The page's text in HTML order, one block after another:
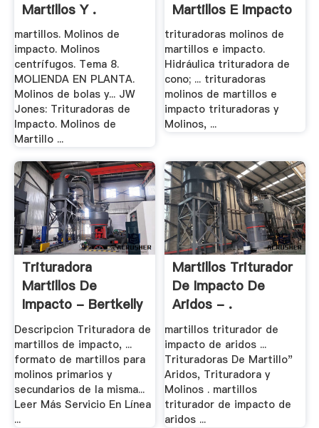
Martillos Y .
martillos. Molinos de
impacto. Molinos
centrífugos. Tema 8.
MOLIENDA EN PLANTA.
Molinos de bolas y... JW
Jones: Trituradoras de
Impacto. Molinos de
Martillo ...
Martillos E Impacto
- .
trituradoras molinos de
martillos e impacto.
Hidráulica trituradora de
cono; ... trituradoras
molinos de martillos e
impacto trituradoras y
Molinos, ...
Trituradora
Martillos De
Impacto - Bertkelly
Descripcion Trituradora de
martillos de impacto, ...
formato de martillos para
molinos primarios y
secundarios de la misma...
Leer Más Servicio En Línea
...
Martillos Triturador
De Impacto De
Aridos - .
martillos triturador de
impacto de aridos ...
Trituradoras De Martillo"
Aridos, Trituradora y
Molinos . martillos
triturador de impacto de
aridos ...